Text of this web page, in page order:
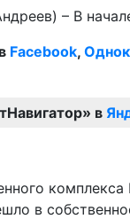
– В
Facebook,
в
в